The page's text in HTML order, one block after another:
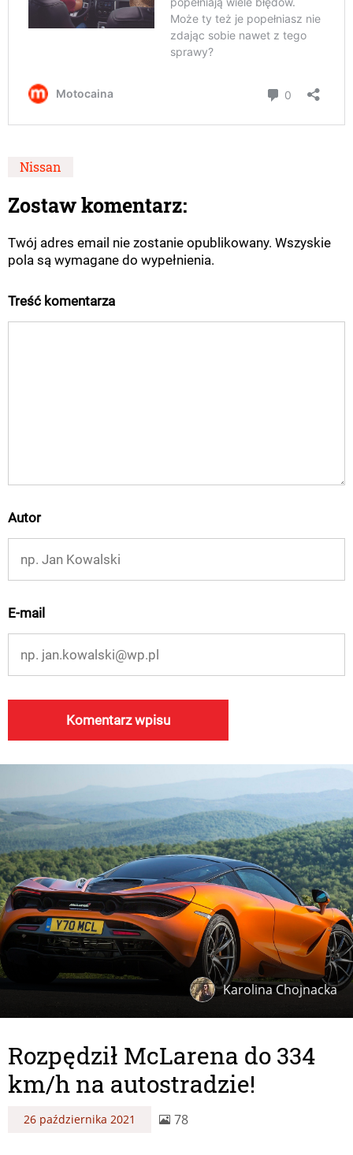
Nissan
Zostaw komentarz:
Twój adres email nie zostanie opublikowany. Wszyskie
pola są wymagane do wypełnienia.
Treść komentarza
Autor
E-mail
Karolina Chojnacka
Rozpędził McLarena do 334
km/h na autostradzie!
26 października 2021 78